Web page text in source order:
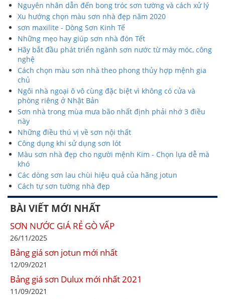
Nguyên nhân dẫn đến bong tróc sơn tường và cách xử lý
Xu hướng chọn màu sơn nhà đẹp năm 2020
sơn maxilite - Dòng Sơn Kinh Tế
Những mẹo hay giúp sơn nhà đón Tết
Hãy bắt đầu phát triển ngành sơn nước từ máy móc, công
nghệ
Cách chọn màu sơn nhà theo phong thủy hợp mệnh gia
chủ
Ngôi nhà ngoại ô vô cùng đặc biệt vì không có cửa và
phòng riêng ở Nhật Bản
Sơn nhà trong mùa mưa bão nhất định phải nhớ 3 điều
này
Những điều thú vị về sơn nội thất
Công dụng khi sử dụng sơn lót
Màu sơn nhà đẹp cho người mệnh Kim - Chọn lựa dễ mà
khó
Các dòng sơn lau chùi hiệu quả của hãng jotun
Cách tự sơn tường nhà đẹp
BÀI VIẾT MỚI NHẤT
SƠN NƯỚC GIÁ RẺ GÒ VẤP
26/11/2025
Bảng giá sơn jotun mới nhất
12/09/2021
Bảng giá sơn Dulux mới nhất 2021
11/09/2021